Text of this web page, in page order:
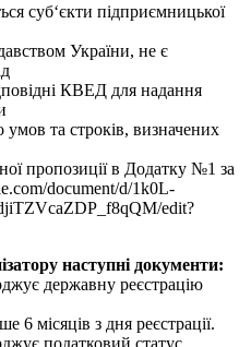
суб‘єкти підприємницької
України, не є
КВЕД для надання
умов та строків, визначених
пропозиції в Додатку №1 за
document/d/1k0L-
edit?
наступні документи:
державну реєстрацію
місяців з дня реєстрації.
податковий статус